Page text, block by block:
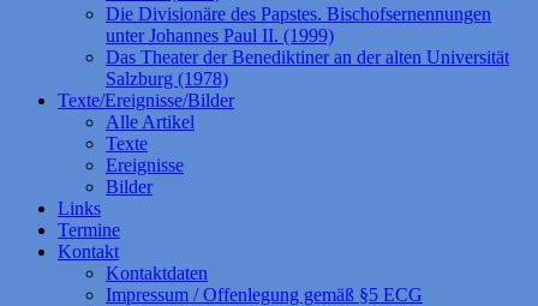
Die Divisionäre des Papstes. Bischofsernennungen
unter Johannes Paul II. (1999)
Das Theater der Benediktiner an der alten Universität
Salzburg (1978)
Texte/Ereignisse/Bilder
Alle Artikel
Texte
Ereignisse
Bilder
Links
Termine
Kontakt
Kontaktdaten
Impressum / Offenlegung gemäß §5 ECG